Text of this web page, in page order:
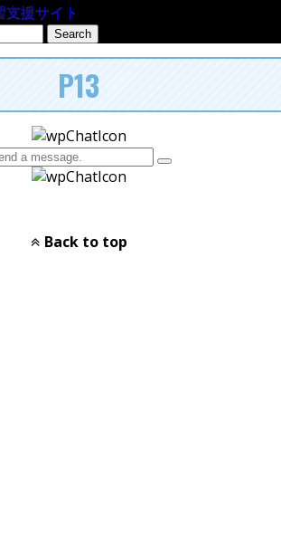
援サイト
P13
Back to top